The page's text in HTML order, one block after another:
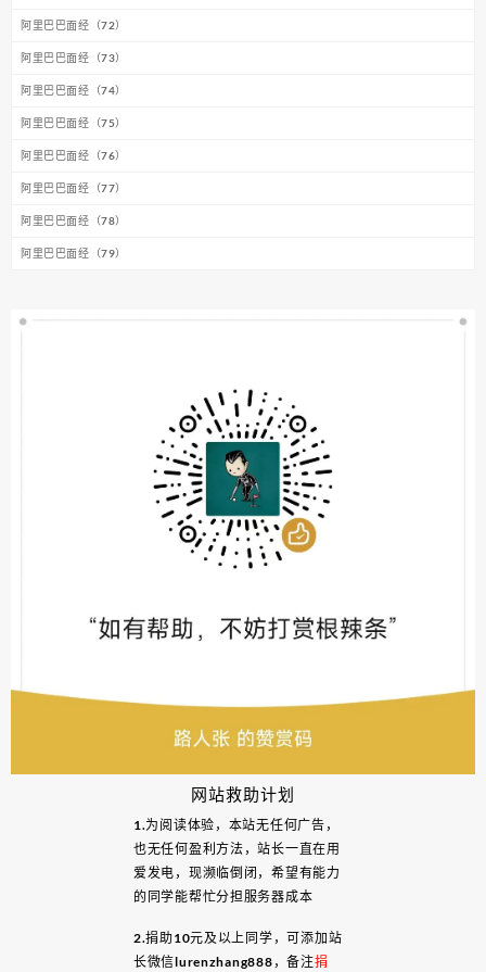
网站救助计划
1.为阅读体验，本站无任何广告，
也无任何盈利方法，站长一直在用
爱发电，现濒临倒闭，希望有能力
的同学能帮忙分担服务器成本
2.捐助10元及以上同学，可添加站
长微信lurenzhang888，备注捐
阿里巴巴面经（72）
阿里巴巴面经（73）
阿里巴巴面经（74）
阿里巴巴面经（75）
阿里巴巴面经（76）
阿里巴巴面经（77）
阿里巴巴面经（78）
阿里巴巴面经（79）